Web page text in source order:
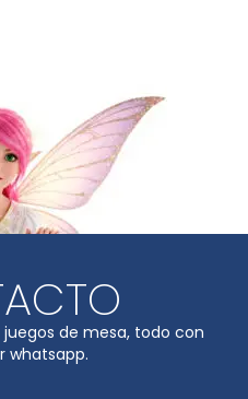
de mesa, todo con
whatsapp.